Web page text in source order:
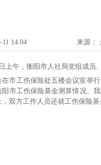
11 14:04 来源：
上午，衡阳市人社局党组成员
在市工伤保险处五楼会议室举
阳市工伤保险基金测算情况。
双方工作人员还就工伤保险